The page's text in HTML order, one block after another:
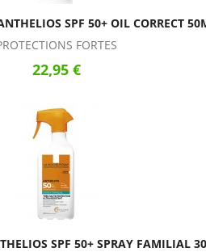
SPF 50+ OIL CORRECT
FORTES
22,95 €
SPF 50+ SPRAY FAMILIAL